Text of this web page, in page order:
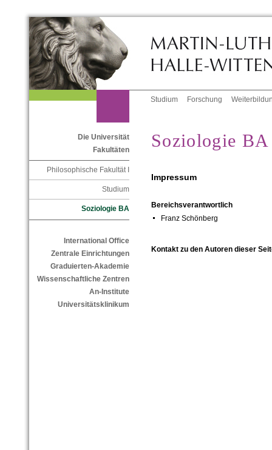
Studium Forschung
Die Universität
Fakultäten
Philosophische Fakultät I
Studium
Soziologie BA
International Office
Zentrale Einrichtungen
Graduierten-Akademie
Wissenschaftliche Zentren
An-Institute
Universitätsklinikum
Soziologie BA
Impressum
Bereichsverantwortlich
Franz Schönberg
Kontakt zu den Autoren dieser